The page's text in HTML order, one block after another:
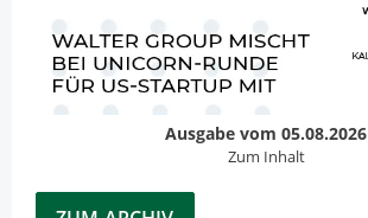
Ausgabe vom 05.08.2026
Zum Inhalt